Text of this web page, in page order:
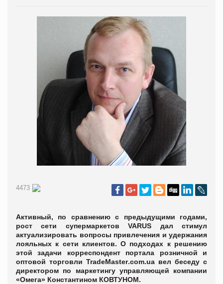
4473
Активный, по сравнению с предыдущими годами,
рост сети супермаркетов VARUS дал стимул
актуализировать вопросы привлечения и удержания
лояльных к сети клиентов. О подходах к решению
этой задачи корреспондент портала розничной и
оптовой торговли TradeMaster.com.ua вел беседу с
директором по маркетингу управляющей компании
«Омега» Константином КОВТУНОМ.